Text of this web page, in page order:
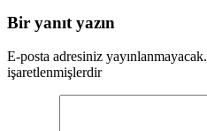
Bir yanıt yazın
E-posta adresiniz yayınlanmayacak.
işaretlenmişlerdir